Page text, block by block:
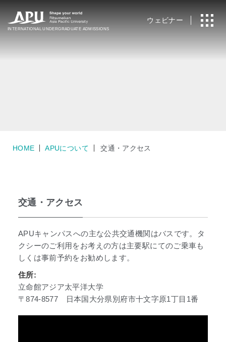
INTERNATIONAL UNDERGRADUATE ADMISSIONS
ウェビナー
HOME APUについて 交通・アクセス
交通・アクセス
APUキャンパスへの主な公共交通機関はバスです。タ
クシーのご利用をお考えの方は主要駅にてのご乗車も
しくは事前予約をお勧めします。
住所:
立命館アジア太平洋大学
〒874-8577 日本国大分県別府市十文字原1丁目1番